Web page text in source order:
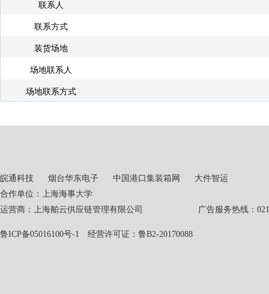
联系人
联系方式
装货场地
场地联系人
场地联系方式
皖通科技 烟台华东电子 中国港口集装箱网
大件智运
合作单位：上海海事大学
运营商：上海舶云供应链管理有限公司 广告服务热线：021-
鲁ICP备05016100号-1 经营许可证：鲁B2-20170088